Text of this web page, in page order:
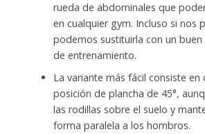
rueda de abdominales que
en cualquier gym. Incluso si nos
podemos sustituirla con un buen
de entrenamiento.
La variante más fácil consiste en
posición de plancha de 45°,
las rodillas sobre el suelo y
forma paralela a los hombros.